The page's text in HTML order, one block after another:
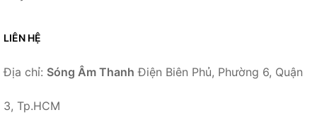
LIÊN HỆ
Địa chỉ: Sóng Âm Thanh Điện Biên Phủ, Phường 6, Quận
3, Tp.HCM